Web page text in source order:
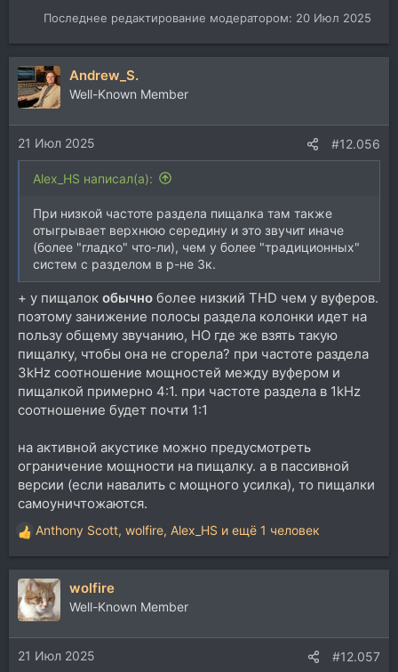
Последнее редактирование модератором: 20 Июл 2025
Andrew_S.
Well-Known Member
21 Июл 2025 #12.056
Alex_HS написал(а):
При низкой частоте раздела пищалка там также
отыгрывает верхнюю середину и это звучит иначе
(более "гладко" что-ли), чем у более "традиционных"
систем с разделом в р-не 3к.
+ у пищалок обычно более низкий THD чем у вуферов.
поэтому занижение полосы раздела колонки идет на
пользу общему звучанию, НО где же взять такую
пищалку, чтобы она не сгорела? при частоте раздела
3kHz соотношение мощностей между вуфером и
пищалкой примерно 4:1. при частоте раздела в 1kHz
соотношение будет почти 1:1
на активной акустике можно предусмотреть
ограничение мощности на пищалку. а в пассивной
версии (если навалить с мощного усилка), то пищалки
самоуничтожаются.
Р
е
а
к
ц
и
и
:
Anthony Scott, wolfire, Alex_HS и ещё 1 человек
wolfire
Well-Known Member
21 Июл 2025 #12.057